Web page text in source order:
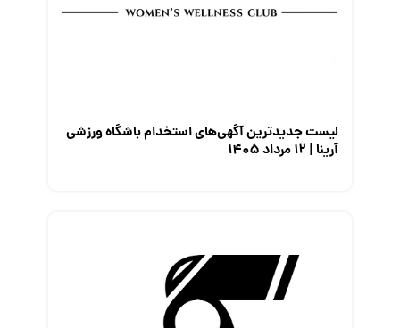
لیست جدیدترین آگهی‌های استخدام باشگاه ورزشی
آرینا | ۱۲ مرداد ۱۴۰۵